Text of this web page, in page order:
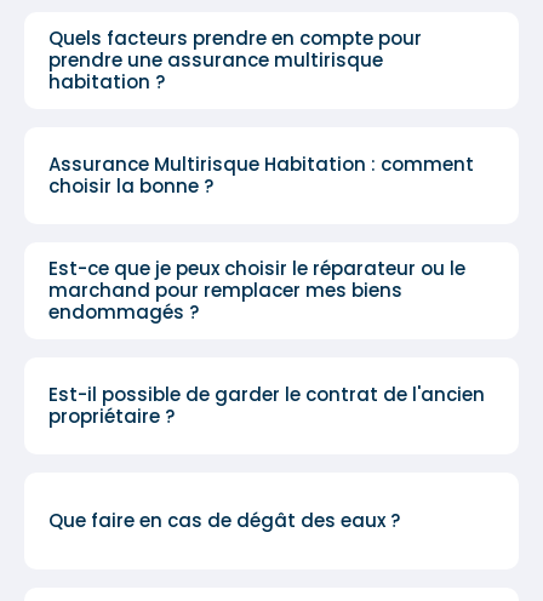
Quels facteurs prendre en compte pour
prendre une assurance multirisque
habitation ?
Assurance Multirisque Habitation : comment
choisir la bonne ?
Est-ce que je peux choisir le réparateur ou le
marchand pour remplacer mes biens
endommagés ?
Est-il possible de garder le contrat de l'ancien
propriétaire ?
Que faire en cas de dégât des eaux ?